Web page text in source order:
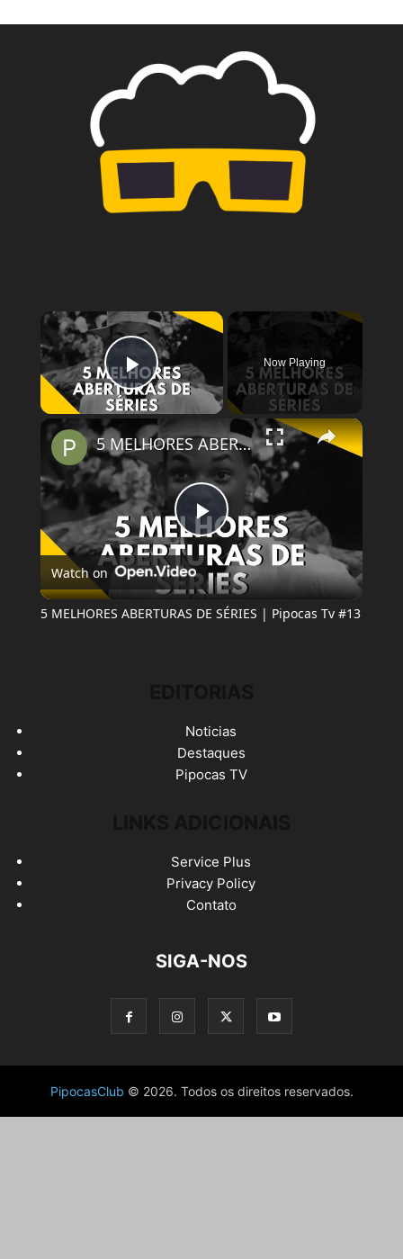
×
Play Video
Now Playing
×
Play
Video
5 MELHORES ABERTURAS DE SÉRIES | Pipocas Tv #13
Watch on
5 MELHORES ABERTURAS DE SÉRIES | Pipocas Tv #13
Noticias
Destaques
Pipocas TV
Service Plus
Privacy Policy
Contato
SIGA-NOS
PipocasClub © 2026. Todos os direitos reservados.